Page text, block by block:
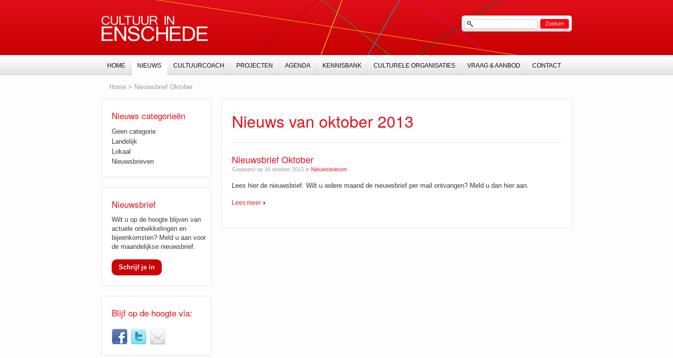
Home > Nieuwsbrief Oktober
Nieuws van oktober 2013
Nieuwsbrief Oktober
Geplaatst op 16 oktober 2013 in Nieuwsbrieven
Lees hier de nieuwsbrief. Wilt u iedere maand de nieuwsbrief per mail ontvangen? Meld u dan hier aan.
Lees meer
Nieuws categorieën
Geen categorie
Landelijk
Lokaal
Nieuwsbrieven
Nieuwsbrief
Wilt u op de hoogte blijven van
actuele ontwikkelingen en
bijeenkomsten? Meld u aan voor
de maandelijkse nieuwsbrief.
Schrijf je in
Blijf op de hoogte via:
HOME NIEUWS CULTUURCOACH PROJECTEN AGENDA KENNISBANK CULTURELE ORGANISATIES VRAAG & AANBOD CONTACT